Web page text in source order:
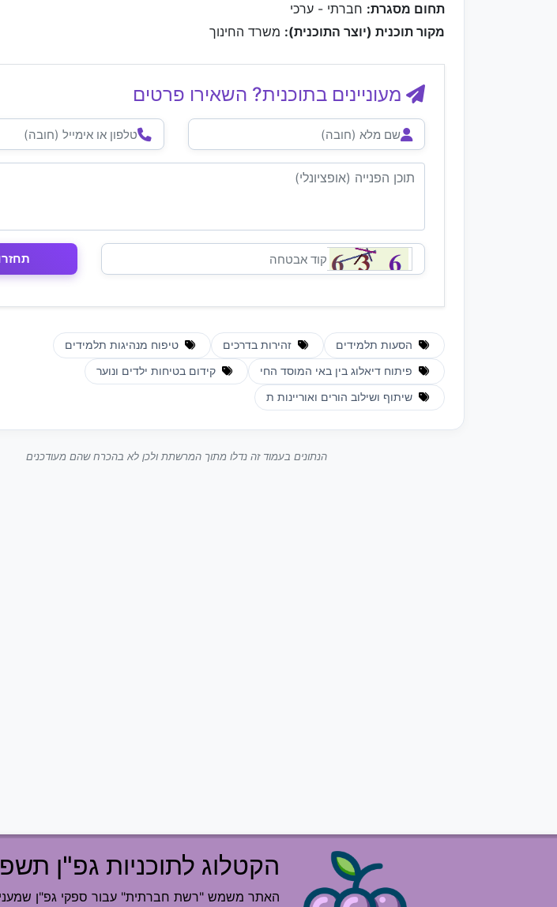
תחום מסגרת: חברתי - ערכי
מקור תוכנית (יוצר התוכנית): משרד החינוך
מעוניינים בתוכנית? השאירו פרטים
הסעות תלמידים זהירות בדרכים טיפוח מנהיגות תלמידים
פיתוח דיאלוג בין באי המוסד החי קידום בטיחות ילדים ונוער
שיתוף ושילוב הורים ואוריינות ת
הנתונים בעמוד זה נדלו מתוך המרשתת ולכן לא בהכרח שהם מעודכנים
הקטלוג לתוכניות גפ"ן
האתר משמש "רשת חברתית" עבור ספקי גפ"ן